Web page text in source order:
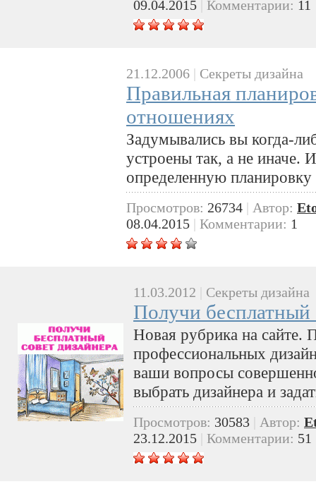
09.04.2015
Комментарии: 11
21.12.2006 | Секреты дизайна
Правильная
отношениях
Задумывались вы когда-
устроены так, а не
определенную планировку
Просмотров: 26734 | Автор:
08.04.2015 | Комментарии: 1
11.03.2012 Секреты дизайна
Получи бесплатный
Новая рубрика на сайте.
профессиональных
ваши вопросы
выбрать дизайнера и
Просмотров: 30583 Автор:
23.12.2015
Комментарии: 51